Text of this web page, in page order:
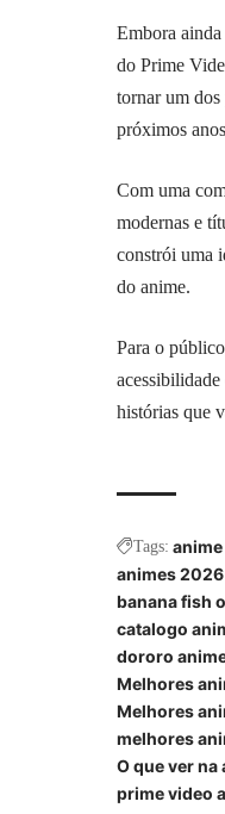
Embora
do Prime
tornar um
próximos
Com uma
modernas e
constrói uma
do anime.
Para o
histórias que
Tags:
animes
banana fish
catalogo
dororo
Melhores
Melhores
melhores
O que ver na
prime video